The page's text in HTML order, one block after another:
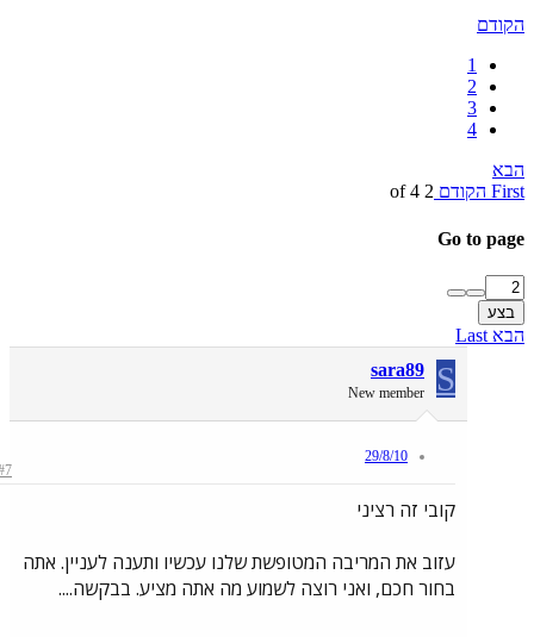
1
2
3
4
הקודם2 of 4
Go to
בצע
Last
S
sara89
New member
29/8/10
קובי זה רציני
עזוב את המריבה המטופשת שלנו עכשיו ותענה לעניין. אתה
בחור חכם, ואני רוצה לשמוע מה אתה מציע. בבקשה....